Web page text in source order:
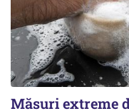
Măsuri extreme